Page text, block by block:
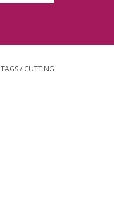
TAGS/ CUTTING